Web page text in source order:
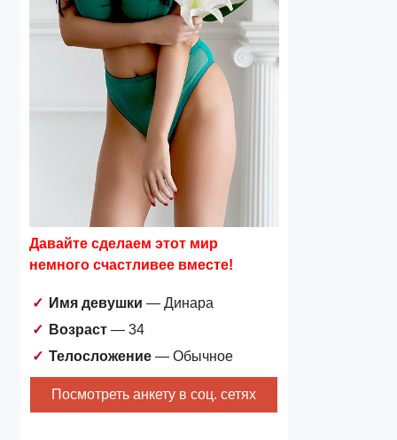
Давайте сделаем этот мир
немного счастливее вместе!
Имя девушки — Динара
Возраст — 34
Телосложение — Обычное
Посмотреть анкету в соц. сетях